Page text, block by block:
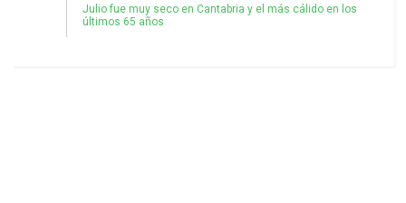
Julio fue muy seco en Cantabria y el más cálido en los
últimos 65 años